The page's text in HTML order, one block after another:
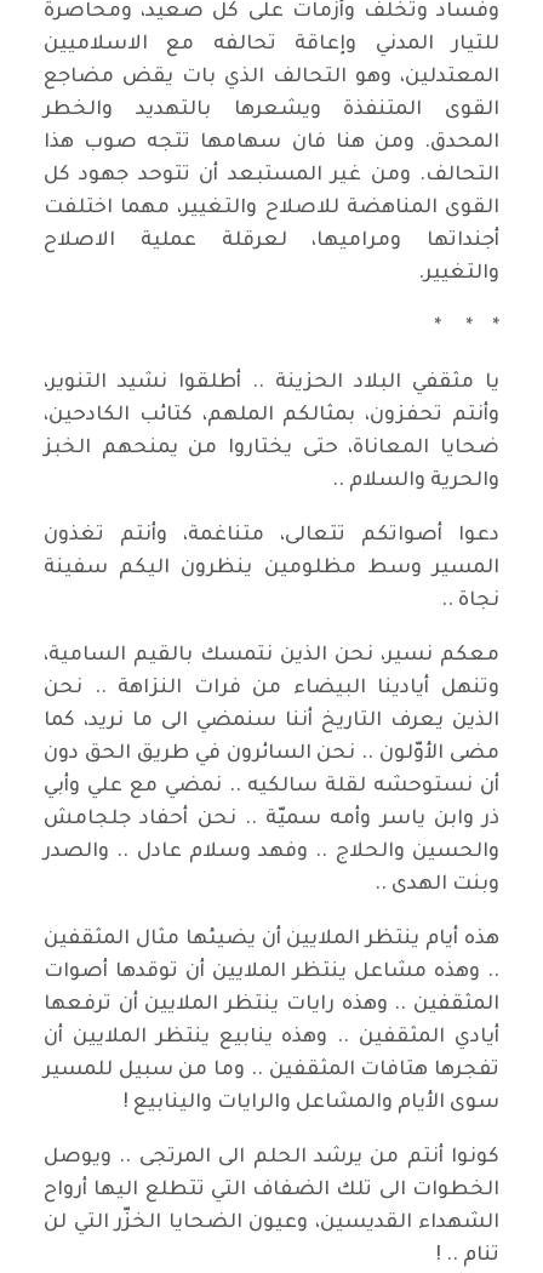
وفساد وتخلف وأزمات على كل صعيد، ومحاصرة
للتيار المدني وإعاقة تحالفه مع الاسلاميين
المعتدلين، وهو التحالف الذي بات يقض مضاجع
القوى المتنفذة ويشعرها بالتهديد والخطر
المحدق. ومن هنا فان سهامها تتجه صوب هذا
التحالف. ومن غير المستبعد أن تتوحد جهود كل
القوى المناهضة للاصلاح والتغيير، مهما اختلفت
أجنداتها ومراميها، لعرقلة عملية الاصلاح
والتغيير.
* * *
يا مثقفي البلاد الحزينة .. أطلقوا نشيد التنوير،
وأنتم تحفزون، بمثالكم الملهم، كتائب الكادحين،
ضحايا المعاناة، حتى يختاروا من يمنحهم الخبز
والحرية والسلام ..
دعوا أصواتكم تتعالى، متناغمة، وأنتم تغذون
المسير وسط مظلومين ينظرون اليكم سفينة
نجاة ..
معكم نسير، نحن الذين نتمسك بالقيم السامية،
وتنهل أيادينا البيضاء من فرات النزاهة .. نحن
الذين يعرف التاريخ أننا سنمضي الى ما نريد، كما
مضى الأوّلون .. نحن السائرون في طريق الحق دون
أن نستوحشه لقلة سالكيه .. نمضي مع علي وأبي
ذر وابن ياسر وأمه سميّة .. نحن أحفاد جلجامش
والحسين والحلاج .. وفهد وسلام عادل .. والصدر
وبنت الهدى ..
هذه أيام ينتظر الملايين أن يضيئها مثال المثقفين
.. وهذه مشاعل ينتظر الملايين أن توقدها أصوات
المثقفين .. وهذه رايات ينتظر الملايين أن ترفعها
أيادي المثقفين .. وهذه ينابيع ينتظر الملايين أن
تفجرها هتافات المثقفين .. وما من سبيل للمسير
سوى الأيام والمشاعل والرايات والينابيع !
كونوا أنتم من يرشد الحلم الى المرتجى .. ويوصل
الخطوات الى تلك الضفاف التي تتطلع اليها أرواح
الشهداء القديسين، وعيون الضحايا الخزّر التي لن
تنام .. !